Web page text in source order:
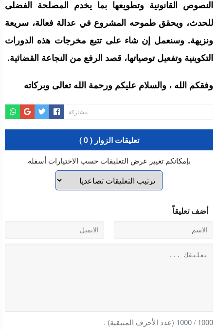
النصوص القانونية وتطويعها بما يخدم المصلحة الفضلى
للحدث، ويحقق طموحه المشروع في عدالة فعالة، سريعة
ونزيهة. وسنعمل إن شاء على تتبع مخرجات هذه الدورات
التكوينية وتفعيل توصياتها، قصد الرفع من النجاعة القضائية.
وفقكم الله ، والسلام عليكم ورحمة الله تعالى وبركاته
مشاركة
تعليقات الزوار ( 0 )
بإمكانكم تغيير عرض التعليقات حسب الاختيارات أسفله
أضف تعليقاً
1000
/
1000 (عدد الأحرف المتبقية) .